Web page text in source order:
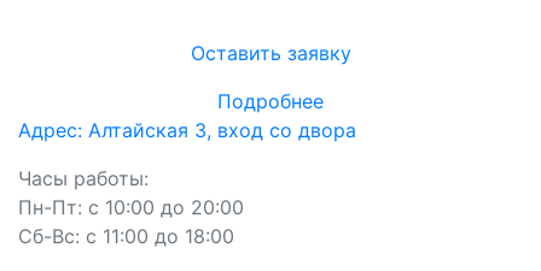
Оставить заявку
Подробнее
Адрес: Алтайская 3, вход со двора
Часы работы:
Пн-Пт: с 10:00 до 20:00
Сб-Вс: с 11:00 до 18:00